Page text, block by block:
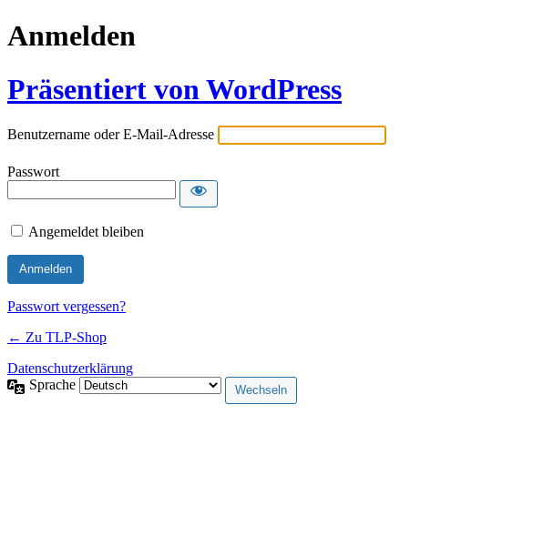
Anmelden
Präsentiert von WordPress
Benutzername oder E-Mail-Adresse
Passwort
Angemeldet bleiben
Passwort vergessen?
← Zu TLP-Shop
Datenschutzerklärung
Sprache